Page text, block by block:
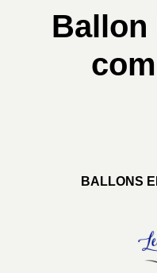
Ballon
BALLONS